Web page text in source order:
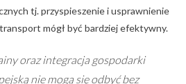
tj. przyspieszenie i usprawnienie
mógł być bardziej efektywny.
oraz integracja gospodarki
nie mogą się odbyć bez